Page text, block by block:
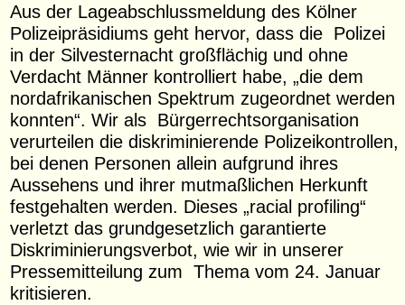
Aus der Lageabschlussmeldung des Kölner
Polizeipräsidiums geht hervor, dass die Polizei
in der Silvesternacht großflächig und ohne
Verdacht Männer kontrolliert habe, „die dem
nordafrikanischen Spektrum zugeordnet werden
konnten“. Wir als Bürgerrechtsorganisation
verurteilen die diskriminierende Polizeikontrollen,
bei denen Personen allein aufgrund ihres
Aussehens und ihrer mutmaßlichen Herkunft
festgehalten werden. Dieses „racial profiling“
verletzt das grundgesetzlich garantierte
Diskriminierungsverbot, wie wir in unserer
Pressemitteilung zum Thema vom 24. Januar
kritisieren.